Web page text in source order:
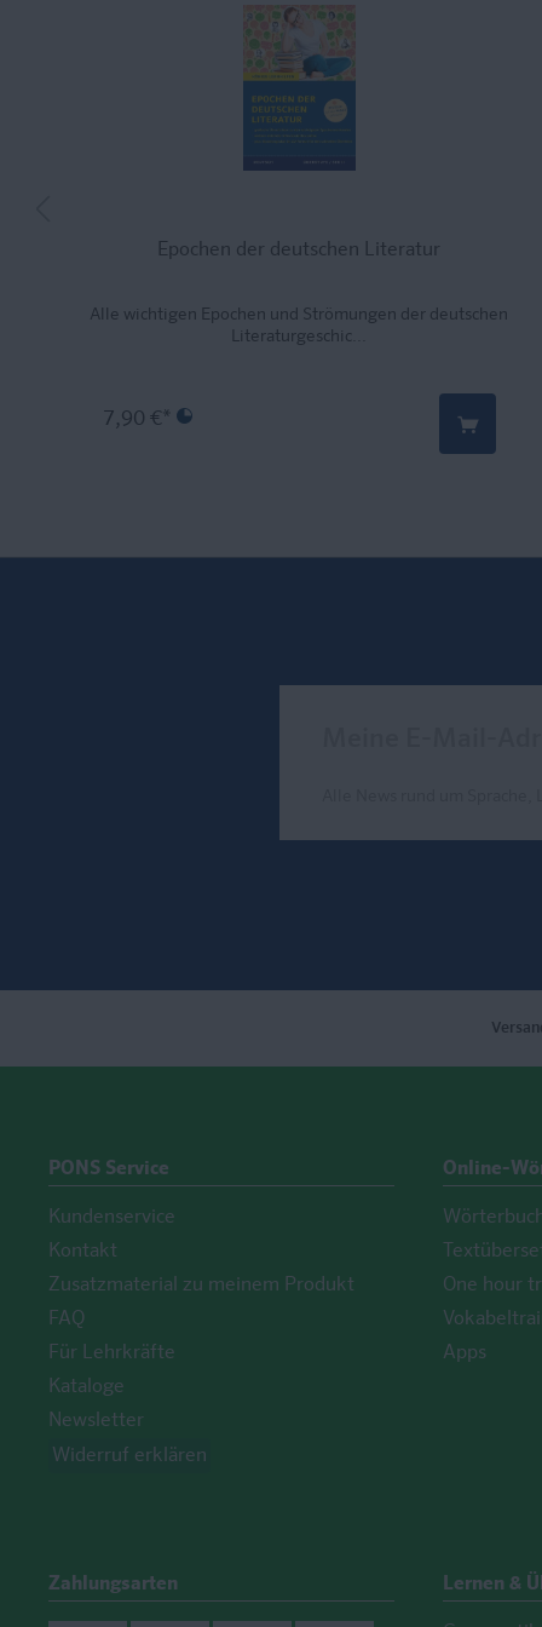
Epochen der deutschen Literatur
Alle wichtigen Epochen und Strömungen der deutschen
Literaturgeschic...
7,90 €*
PONS Service
Kundenservice
Kontakt
Zusatzmaterial zu meinem Produkt
FAQ
Für Lehrkräfte
Kataloge
Newsletter
Widerruf erklären
Online-
One hour
Apps
Zahlungsarten Lernen &